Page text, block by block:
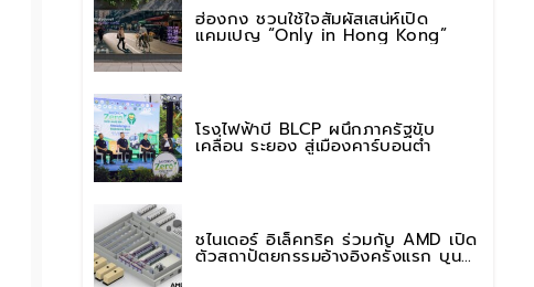
ฮ่องกง ชวนใช้ใจสัมผัสเสน่ห์เปิด
แคมเปญ “Only in Hong Kong”
โรงไฟฟ้าบี BLCP ผนึกภาครัฐขับ
เคลื่อน ระยอง สู่เมืองคาร์บอนต่ำ
ชไนเดอร์ อิเล็คทริค ร่วมกับ AMD เปิด
ตัวสถาปัตยกรรมอ้างอิงครั้งแรก บน
แพลตฟอร์ม “Helios” เร่งการติดตั้งใช้